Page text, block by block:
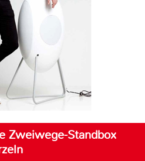
Zweiwege-Standbox